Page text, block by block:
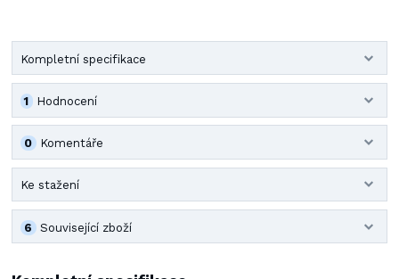
Kompletní specifikace
Hodnocení
1
Komentáře
0
Ke stažení
Související zboží
6